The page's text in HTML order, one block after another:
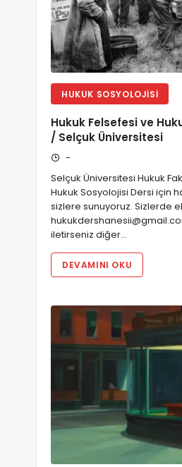
HUKUK SOSYOLOJISI
Hukuk Felsefesi ve
/ Selçuk Üniversitesi
-
Selçuk Üniversitesi Hukuk
Hukuk Sosyolojisi Dersi için
sizlere sunuyoruz. Sizlerde
iletirseniz diğer…
DEVAMINI OKU